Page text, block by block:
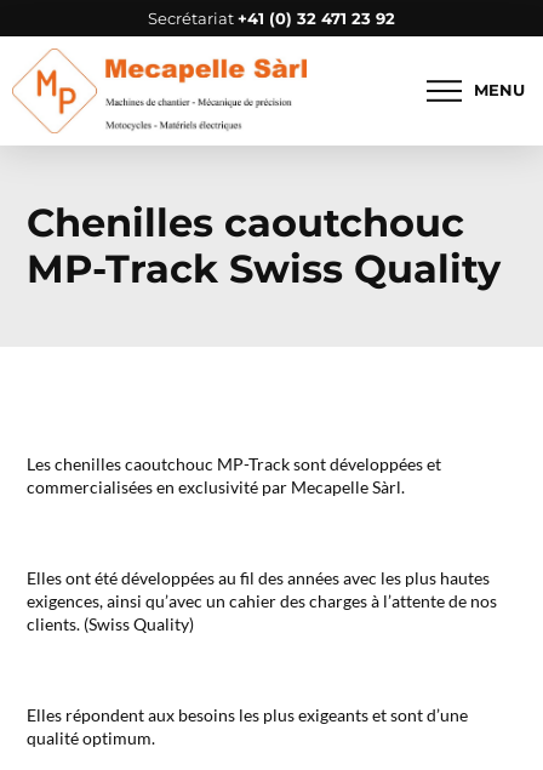
Secrétariat +41 (0) 32 471 23 92
MENU
Chenilles caoutchouc
MP-Track Swiss Quality
Les chenilles caoutchouc MP-Track sont développées et
commercialisées en exclusivité par Mecapelle Sàrl.
Elles ont été développées au fil des années avec les plus hautes
exigences, ainsi qu’avec un cahier des charges à l’attente de nos
clients. (Swiss Quality)
Elles répondent aux besoins les plus exigeants et sont d’une
qualité optimum.